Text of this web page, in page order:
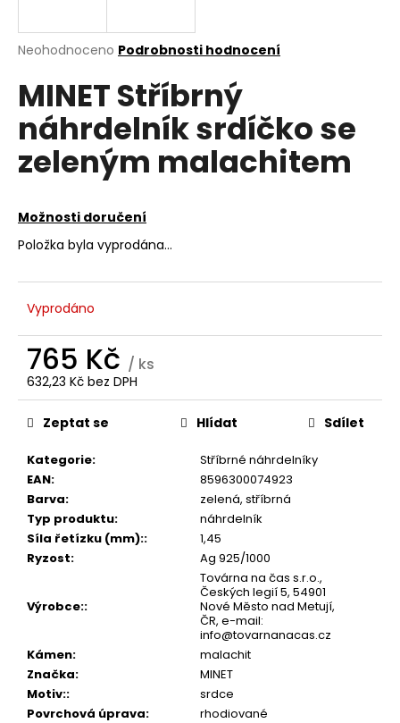
Průměrné
produktu
je
5
hvězdiček.
Neohodnoceno Podrobnosti hodnocení
MINET Stříbrný
náhrdelník srdíčko se
zeleným malachitem
Možnosti doručení
Položka byla vyprodána…
Vyprodáno
765 Kč / ks
632,23 Kč bez DPH
Měrná
cena:
Kategorie:
Stříbrné náhrdelníky
EAN:
8596300074923
Barva:
zelená, stříbrná
Typ produktu:
náhrdelník
Síla řetízku (mm)::
1,45
Ryzost: Ag 925/1000
Výrobce::
Továrna na čas s.r.o.,
Českých legií 5, 54901
Nové Město nad Metují,
ČR, e-mail:
info@tovarnanacas.cz
Kámen:
malachit
Značka:
MINET
Motiv::
srdce
Povrchová úprava:
rhodiované
Zeptat se Hlídat Sdílet
j
t
?
D
o
o
u
č
u
e
m
e